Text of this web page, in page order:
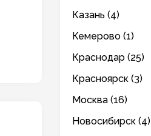
Казань (4)
Кемерово (1)
Краснодар (25)
Красноярск (3)
Москва (16)
Новосибирск (4)